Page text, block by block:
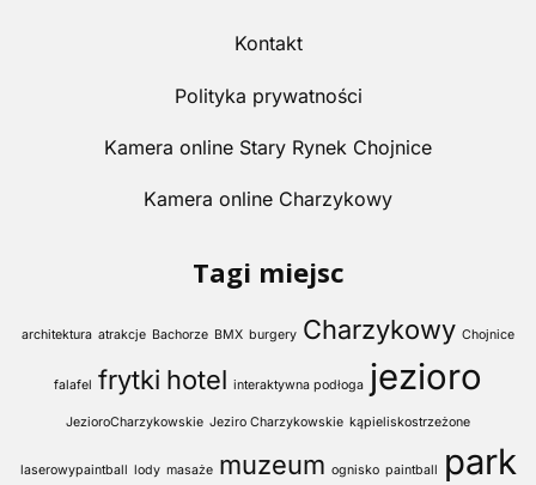
Kontakt
Polityka prywatności
Kamera online Stary Rynek Chojnice
Kamera online Charzykowy
Tagi miejsc
architektura atrakcje Bachorze BMX burgery Charzykowy Chojnice
falafel frytki hotel interaktywna podłoga jezioro
JezioroCharzykowskie Jeziro Charzykowskie kąpieliskostrzeżone
laserowypaintball lody masaże muzeum ognisko paintball park